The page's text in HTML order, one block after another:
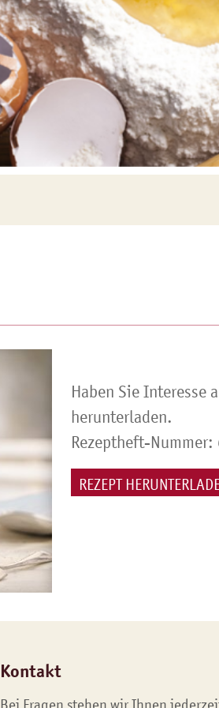
Haben Sie Interesse
herunterladen.
Rezeptheft-Nummer:
REZEPT
Kontakt